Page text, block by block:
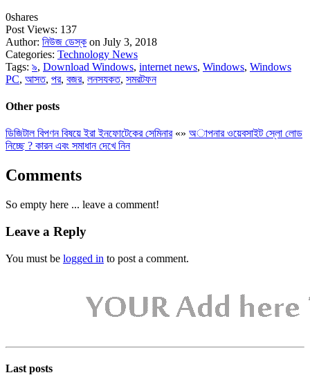
0shares
Post Views: 137
Author: নিউজ ডেস্ক on July 3, 2018
Categories: Technology News
Tags: ৯, Download Windows, internet news, Windows, Windows
PC, আসত, পর, বজর, লনসযকত, সমরটফন
Other posts
ডিজিটাল বিপণন বিষয়ে ইরা ইনফোটেকের সেমিনার«» অাপনার ওয়েবসাইট স্লো লোড
নিচ্ছে ? কারন এবং সমাধান দেখে নিন
Comments
So empty here ... leave a comment!
Leave a Reply
You must be logged in to post a comment.
Last posts